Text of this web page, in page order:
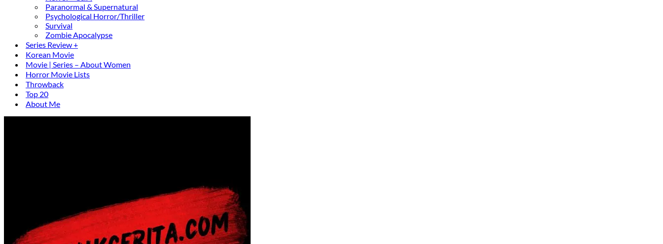
Paranormal & Supernatural
Psychological Horror/Thriller
Survival
Zombie Apocalypse
Series Review +
Korean Movie
Movie | Series – About Women
Horror Movie Lists
Throwback
Top 20
About Me